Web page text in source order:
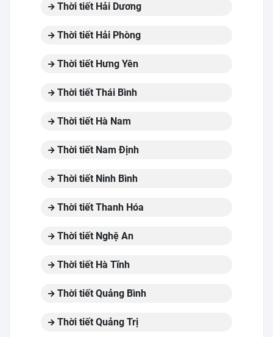
Thời tiết Hải Dương
Thời tiết Hải Phòng
Thời tiết Hưng Yên
Thời tiết Thái Bình
Thời tiết Hà Nam
Thời tiết Nam Định
Thời tiết Ninh Bình
Thời tiết Thanh Hóa
Thời tiết Nghệ An
Thời tiết Hà Tĩnh
Thời tiết Quảng Bình
Thời tiết Quảng Trị